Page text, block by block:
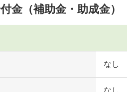
金（補助金・助成金）
なし
なし